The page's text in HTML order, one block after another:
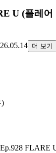
U (플레어
더 보기
)
FLARE